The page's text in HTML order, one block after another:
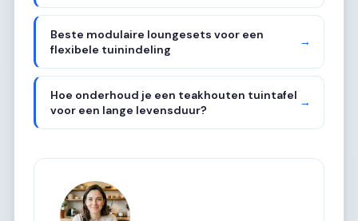
Beste modulaire loungesets voor een
flexibele tuinindeling
→
Hoe onderhoud je een teakhouten tuintafel
voor een lange levensduur?
→